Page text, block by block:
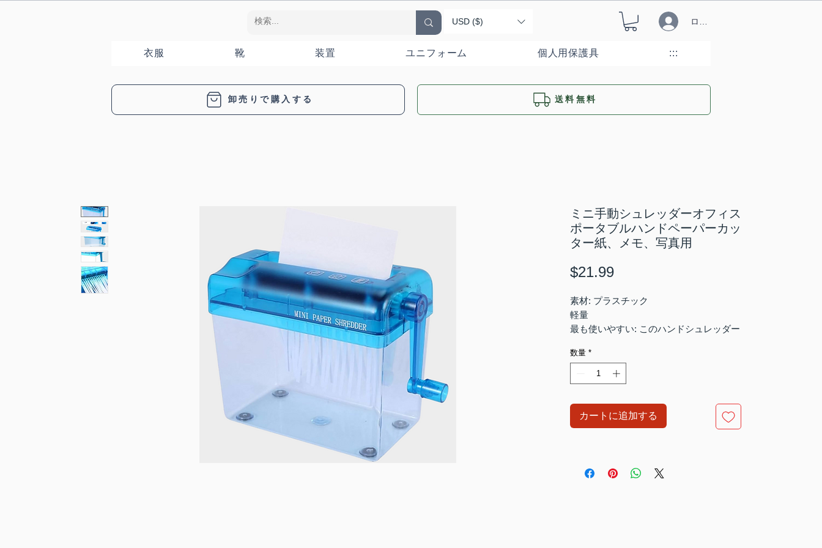
USD ($) ログイン
衣服 靴 装置 ユニフォーム 個人用保護具 :::
卸売りで購入する 送料無料
ミニ手動シュレッダーオフィス
ポータブルハンドペーパーカッ
ター紙、メモ、写真用
$21.99価
素材: プラスチック
軽量
最も使いやすい: このハンドシュレッダー
り、耐久性があり、環境に優しいです。
製品を粉砕するにはノブを手動で回しま
す。
数量 *
カートに追加する